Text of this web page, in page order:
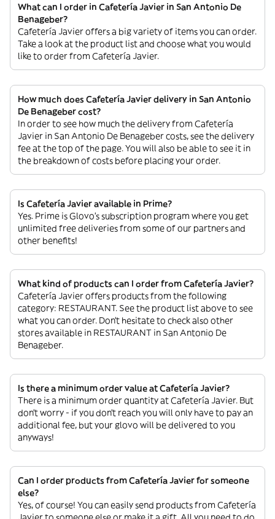
What can I order in Cafetería Javier in San Antonio De
Benageber?
Cafetería Javier offers a big variety of items you can order.
Take a look at the product list and choose what you would
like to order from Cafetería Javier.
How much does Cafetería Javier delivery in San Antonio
De Benageber cost?
In order to see how much the delivery from Cafetería
Javier in San Antonio De Benageber costs, see the delivery
fee at the top of the page. You will also be able to see it in
the breakdown of costs before placing your order.
Is Cafetería Javier available in Prime?
Yes. Prime is Glovo’s subscription program where you get
unlimited free deliveries from some of our partners and
other benefits!
What kind of products can I order from Cafetería Javier?
Cafetería Javier offers products from the following
category: RESTAURANT. See the product list above to see
what you can order. Don’t hesitate to check also other
stores available in RESTAURANT in San Antonio De
Benageber.
Is there a minimum order value at Cafetería Javier?
There is a minimum order quantity at Cafetería Javier. But
don’t worry - if you don’t reach you will only have to pay an
additional fee, but your glovo will be delivered to you
anyways!
Can I order products from Cafetería Javier for someone
else?
Yes, of course! You can easily send products from Cafetería